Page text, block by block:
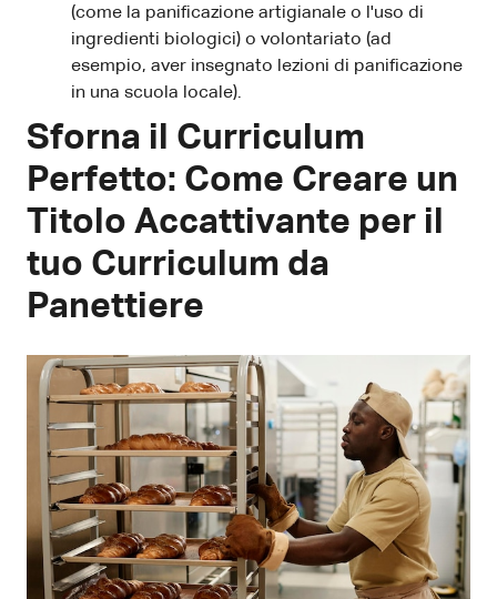
(come la panificazione artigianale o l'uso di
ingredienti biologici) o volontariato (ad
esempio, aver insegnato lezioni di panificazione
in una scuola locale).
Sforna il Curriculum
Perfetto: Come Creare un
Titolo Accattivante per il
tuo Curriculum da
Panettiere